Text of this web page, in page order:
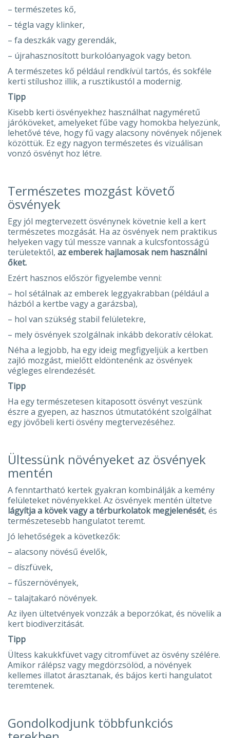
– természetes kő,
– tégla vagy klinker,
– fa deszkák vagy gerendák,
– újrahasznosított burkolóanyagok vagy beton.
A természetes kő például rendkívül tartós, és sokféle
kerti stílushoz illik, a rusztikustól a modernig.
Tipp
Kisebb kerti ösvényekhez használhat nagyméretű
járóköveket, amelyeket fűbe vagy homokba helyezünk,
lehetővé téve, hogy fű vagy alacsony növények nőjenek
közöttük. Ez egy nagyon természetes és vizuálisan
vonzó ösvényt hoz létre.
Természetes mozgást követő
ösvények
Egy jól megtervezett ösvénynek követnie kell a kert
természetes mozgását. Ha az ösvények nem praktikus
helyeken vagy túl messze vannak a kulcsfontosságú
területektől, az emberek hajlamosak nem használni
őket.
Ezért hasznos először figyelembe venni:
– hol sétálnak az emberek leggyakrabban (például a
házból a kertbe vagy a garázsba),
– hol van szükség stabil felületekre,
– mely ösvények szolgálnak inkább dekoratív célokat.
Néha a legjobb, ha egy ideig megfigyeljük a kertben
zajló mozgást, mielőtt eldöntenénk az ösvények
végleges elrendezését.
Tipp
Ha egy természetesen kitaposott ösvényt veszünk
észre a gyepen, az hasznos útmutatóként szolgálhat
egy jövőbeli kerti ösvény megtervezéséhez.
Ültessünk növényeket az ösvények
mentén
A fenntartható kertek gyakran kombinálják a kemény
felületeket növényekkel. Az ösvények mentén ültetve
lágyítja a kövek vagy a térburkolatok megjelenését, és
természetesebb hangulatot teremt.
Jó lehetőségek a következők:
– alacsony növésű évelők,
– díszfüvek,
– fűszernövények,
– talajtakaró növények.
Az ilyen ültetvények vonzzák a beporzókat, és növelik a
kert biodiverzitását.
Tipp
Ültess kakukkfüvet vagy citromfüvet az ösvény szélére.
Amikor rálépsz vagy megdörzsölöd, a növények
kellemes illatot árasztanak, és bájos kerti hangulatot
teremtenek.
Gondolkodjunk többfunkciós